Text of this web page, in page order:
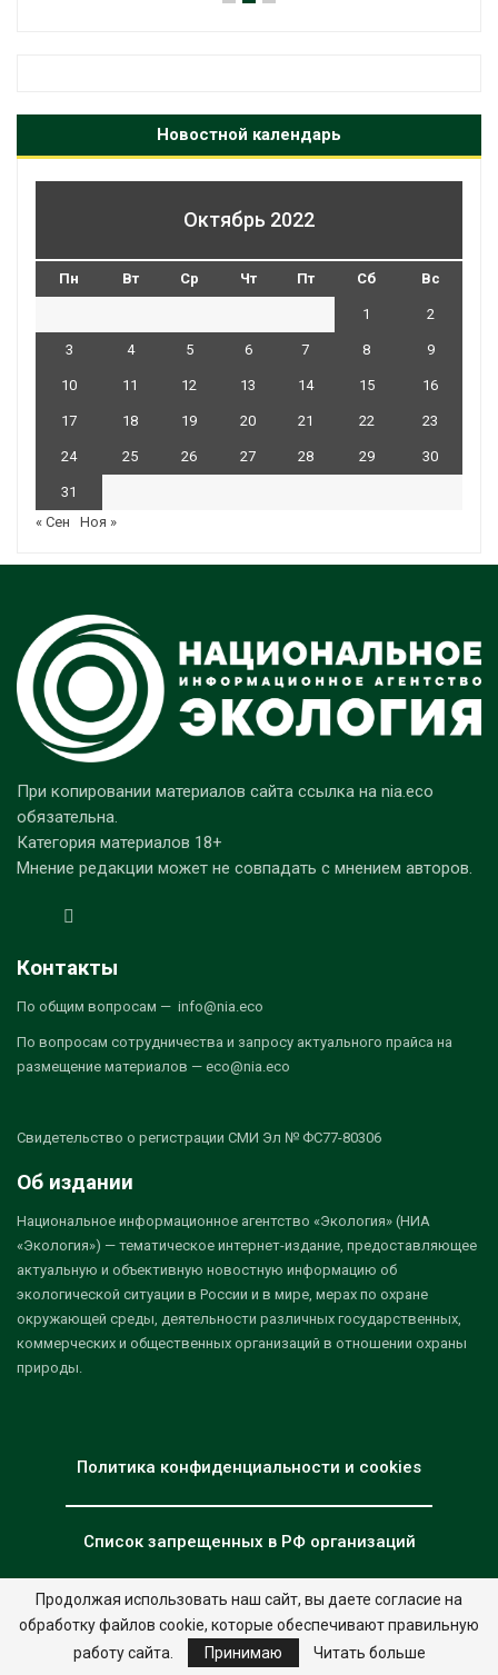
Новостной календарь
Октябрь 2022
Пн Вт Ср Чт Пт Сб Вс
1 2
3 4 5 6 7 8 9
10 11 12 13 14 15 16
17 18 19 20 21 22 23
24 25 26 27 28 29 30
31
« Сен
Ноя »
При копировании материалов сайта ссылка на nia.eco
обязательна.
Категория материалов 18+
Мнение редакции может не совпадать с мнением авторов.
Контакты
По общим вопросам — info@nia.eco
По вопросам сотрудничества и запросу актуального прайса на
размещение материалов — eco@nia.eco
Свидетельство о регистрации СМИ Эл № ФС77-80306
Об издании
Национальное информационное агентство «Экология» (НИА
«Экология») — тематическое интернет-издание, предоставляющее
актуальную и объективную новостную информацию об
экологической ситуации в России и в мире, мерах по охране
окружающей среды, деятельности различных государственных,
коммерческих и общественных организаций в отношении охраны
природы.
Политика конфиденциальности и cookies
Список запрещенных в РФ организаций
© 2026 - НИА "Экология". Все права защищены. Дизайн:nia.eco
Продолжая использовать наш сайт, вы даете согласие на
обработку файлов cookie, которые обеспечивают правильную
работу сайта.
Принимаю Читать больше